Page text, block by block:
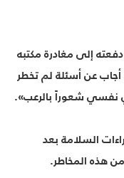
إلى مغادرة مكتبه
عن أسئلة لم تخطر
نفسي شعوراً بالرعب».
السلامة بعد
من هذه المخاطر.